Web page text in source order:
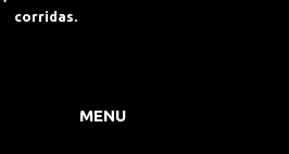
corridas.
MENU